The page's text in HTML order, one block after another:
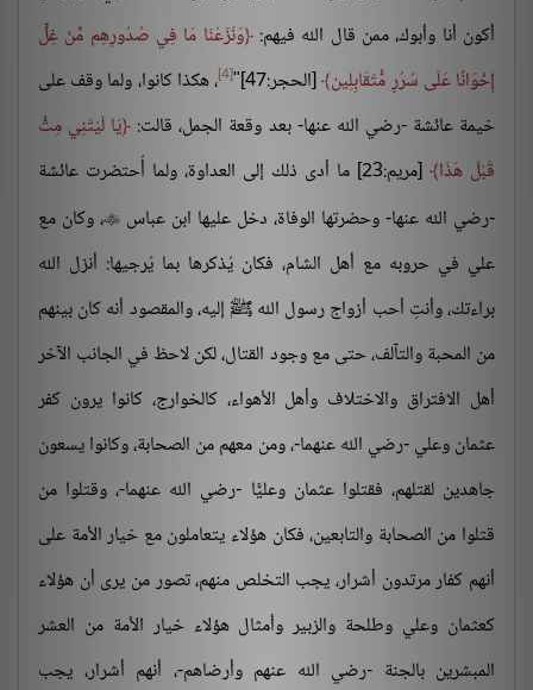
أكون أنا وأبوك، ممن قال الله فيهم: وَنَزَعْنَا مَا فِي صُدُورِهِم مِّنْ غِلٍّ
إِخْوَانًا عَلَى سُرُرٍ مُّتَقَابِلِين [الحجر:47]" [4] ، هكذا كانوا، ولما وقف على
خيمة عائشة -رضي الله عنها- بعد وقعة الجمل، قالت: يَا لَيْتَنِي مِتُّ
قَبْلَ هَذَا
[مريم:23] ما أدى ذلك إلى العداوة، ولما أُحتضرت عائشة
-رضي الله عنها- وحضرتها الوفاة، دخل عليها ابن عباس ، وكان مع
علي في حروبه مع أهل الشام، فكان يُذكرها بما يُرجيها: أنزل الله
براءتك، وأنتِ أحب أزواج رسول الله ﷺ إليه، والمقصود أنه كان بينهم
من المحبة والتآلف، حتى مع وجود القتال، لكن لاحظ في الجانب الآخر
أهل الافتراق والاختلاف وأهل الأهواء، كالخوارج، كانوا يرون كفر
عثمان وعلي -رضي الله عنهما-، ومن معهم من الصحابة، وكانوا يسعون
جاهدين لقتلهم، فقتلوا عثمان وعليًّا -رضي الله عنهما-، وقتلوا من
قتلوا من الصحابة والتابعين، فكان هؤلاء يتعاملون مع خيار الأمة على
أنهم كفار مرتدون أشرار، يجب التخلص منهم، تصور من يرى أن هؤلاء
كعثمان وعلي وطلحة والزبير وأمثال هؤلاء خيار الأمة من العشر
المبشرين بالجنة -رضي الله عنهم وأرضاهم-، أنهم أشرار، يجب